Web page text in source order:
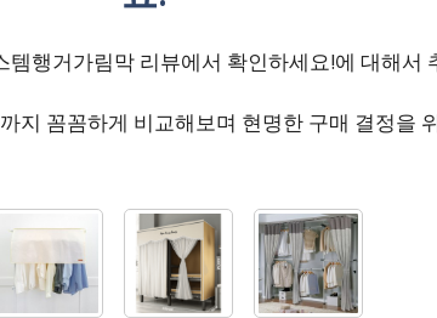
템행거가림막 리뷰에서 확인하세요!에 대해서
지 꼼꼼하게 비교해보며 현명한 구매 결정을